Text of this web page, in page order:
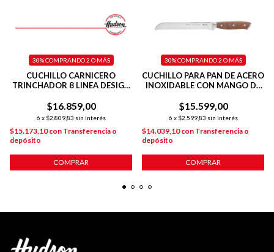
CUCHILLO CARNICERO
TRINCHADOR 8 LINEA DESIGN
$16.859,00
6 x $2.809,83 sin interés
30%COMPRANDO 2 O MÁS
$15.173,10con Transferencia o
depósito
COMPRAR
CUCHILLO PARA PAN DE ACERO
INOXIDABLE CON MANGO DE
$15.599,00
6 x $2.599,83 sin interés
30%COMPRANDO 2 O MÁS
$14.039,10con Transferencia o
depósito
COMPRAR